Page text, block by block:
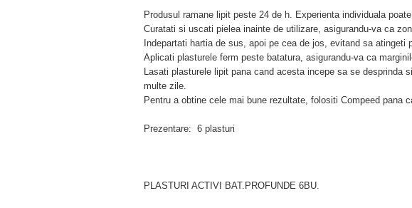
Produsul ramane lipit peste 24 de h. Experienta individuala
Curatati si uscati pielea inainte de utilizare, asigurandu-va ca
Indepartati hartia de sus, apoi pe cea de jos, evitand sa atingeti
Aplicati plasturele ferm peste batatura, asigurandu-va ca
Lasati plasturele lipit pana cand acesta incepe sa se desprinda
multe zile.
Pentru a obtine cele mai bune rezultate, folositi Compeed pana
Prezentare: 6 plasturi
PLASTURI ACTIVI BAT.PROFUNDE 6BU.